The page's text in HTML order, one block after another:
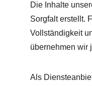
Die Inhalte
Sorgfalt erstellt.
Vollständigkeit
übernehmen wir
Als